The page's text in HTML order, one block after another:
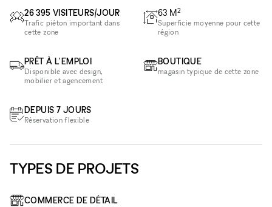
26 395 VISITEURS/JOUR
Trafic piéton important dans
cette zone
PRÊT À L'EMPLOI
Disponible avec design,
mobilier et agencement
DEPUIS 7 JOURS
Réservation flexible
63 M2
Superficie moyenne pour cette
région
BOUTIQUE
magasin typique de cette zone
TYPES DE PROJETS
COMMERCE DE DÉTAIL